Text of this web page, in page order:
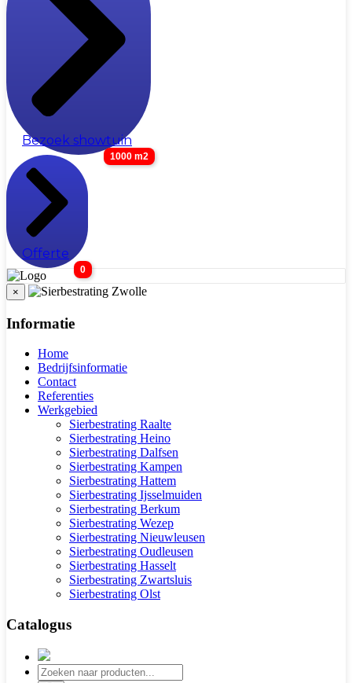
Bezoek showtuin
1000 m2
Offerte
0
×
Informatie
Home
Bedrijfsinformatie
Contact
Referenties
Werkgebied
Sierbestrating Raalte
Sierbestrating Heino
Sierbestrating Dalfsen
Sierbestrating Kampen
Sierbestrating Hattem
Sierbestrating Ijsselmuiden
Sierbestrating Berkum
Sierbestrating Wezep
Sierbestrating Nieuwleusen
Sierbestrating Oudleusen
Sierbestrating Hasselt
Sierbestrating Zwartsluis
Sierbestrating Olst
Catalogus
Producten